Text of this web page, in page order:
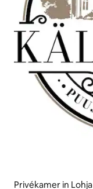
Privékamer in Lohja